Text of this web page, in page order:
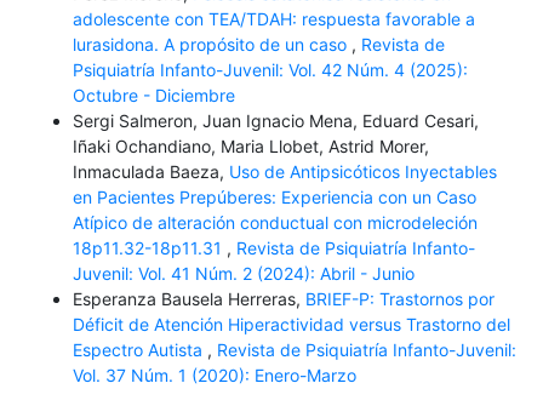
adolescente con TEA/TDAH: respuesta favorable a
lurasidona. A propósito de un caso , Revista de
Psiquiatría Infanto-Juvenil: Vol. 42 Núm. 4 (2025):
Octubre - Diciembre
Sergi Salmeron, Juan Ignacio Mena, Eduard Cesari,
Iñaki Ochandiano, Maria Llobet, Astrid Morer,
Inmaculada Baeza, Uso de Antipsicóticos Inyectables
en Pacientes Prepúberes: Experiencia con un Caso
Atípico de alteración conductual con microdeleción
18p11.32-18p11.31 , Revista de Psiquiatría Infanto-
Juvenil: Vol. 41 Núm. 2 (2024): Abril - Junio
Esperanza Bausela Herreras, BRIEF-P: Trastornos por
Déficit de Atención Hiperactividad versus Trastorno del
Espectro Autista , Revista de Psiquiatría Infanto-Juvenil:
Vol. 37 Núm. 1 (2020): Enero-Marzo